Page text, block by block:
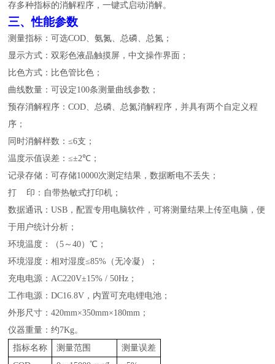
存多种指标的消解程序，一键式启动消解。
三、性能参数
测量指标：可选COD、氨氮、总磷、总氮；
显示方式：双彩色液晶触摸屏，中文操作界面；
比色方式：比色管 比色 ；
曲线数量：可设定100条测量曲线参数；
预存消解程序：COD、总磷、总氮消解程序，并具有两个自定义程
序；
同时消解样数：≤6支；
温度示值误差：≤±2℃；
记录存储：可存储10000次测定结果，数据断电不丢失；
打
印：自带热敏式打印机；
数据通讯：USB ，配置专用电脑软件，可将测量结果上传至电脑，便
于用户统计分析；
环境温度：（5 ～40）℃；
环境湿度：相对湿度≤85% （无冷凝）；
充电电源：AC220V±15% / 50Hz ；
工作电源：DC16.8V ，内置可充电锂电池；
外形尺寸：420mm×350mm×180mm ；
仪器重量：约7Kg。
指标名称
测量范围
测量误差